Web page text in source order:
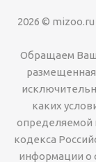
2026 ©
Обращаем
каких
определяемой
кодекса
информации о